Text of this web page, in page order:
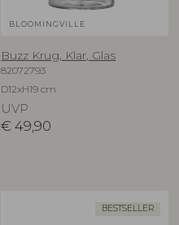
BLOOMINGVILLE
Buzz Krug, Klar, Glas
82072793
D12xH19 cm
UVP
€ 49,90
BESTSELLER